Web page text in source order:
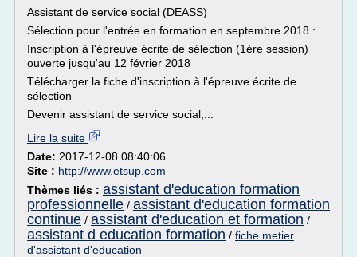
Assistant de service social (DEASS)
Sélection pour l'entrée en formation en septembre 2018 :
Inscription à l'épreuve écrite de sélection (1ère session)
ouverte jusqu'au 12 février 2018
Télécharger la fiche d'inscription à l'épreuve écrite de
sélection
Devenir assistant de service social,...
Lire la suite
Date: 2017-12-08 08:40:06
Site : http://www.etsup.com
Thèmes liés : assistant d'education formation
professionnelle / assistant d'education formation
continue / assistant d'education et formation /
assistant d education formation / fiche metier
d'assistant d'education